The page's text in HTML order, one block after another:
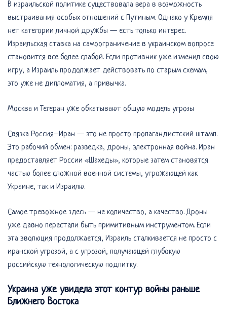
В израильской политике существовала вера в возможность
выстраивания особых отношений с Путиным. Однако у Кремля
нет категории личной дружбы — есть только интерес.
Израильская ставка на самоограничение в украинском вопросе
становится все более слабой. Если противник уже изменил свою
игру, а Израиль продолжает действовать по старым схемам,
это уже не дипломатия, а привычка.
Москва и Тегеран уже обкатывают общую модель угрозы
Связка Россия–Иран — это не просто пропагандистский штамп.
Это рабочий обмен: разведка, дроны, электронная война. Иран
предоставляет России «Шахеды», которые затем становятся
частью более сложной военной системы, угрожающей как
Украине, так и Израилю.
Самое тревожное здесь — не количество, а качество. Дроны
уже давно перестали быть примитивным инструментом. Если
эта эволюция продолжается, Израиль сталкивается не просто с
иранской угрозой, а с угрозой, получающей глубокую
российскую технологическую подпитку.
Украина уже увидела этот контур войны раньше
Ближнего Востока